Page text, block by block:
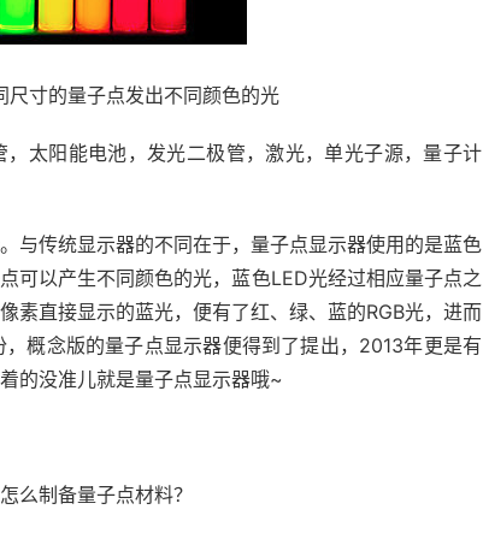
尺寸的量子点发出不同颜色的光
太阳能电池，发光二极管，激光，单光子源，量子计
与传统显示器的不同在于，量子点显示器使用的是蓝色
可以产生不同颜色的光，蓝色LED光经过相应量子点之
素直接显示的蓝光，便有了红、绿、蓝的RGB光，进而
概念版的量子点显示器便得到了提出，2013年更是有
的没准儿就是量子点显示器哦~
么制备量子点材料？